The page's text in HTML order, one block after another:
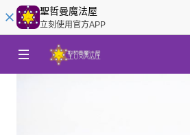
聖哲曼魔法屋
立刻使用官方APP